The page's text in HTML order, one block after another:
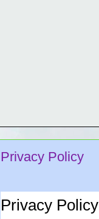
Privacy Policy
Privacy Policy